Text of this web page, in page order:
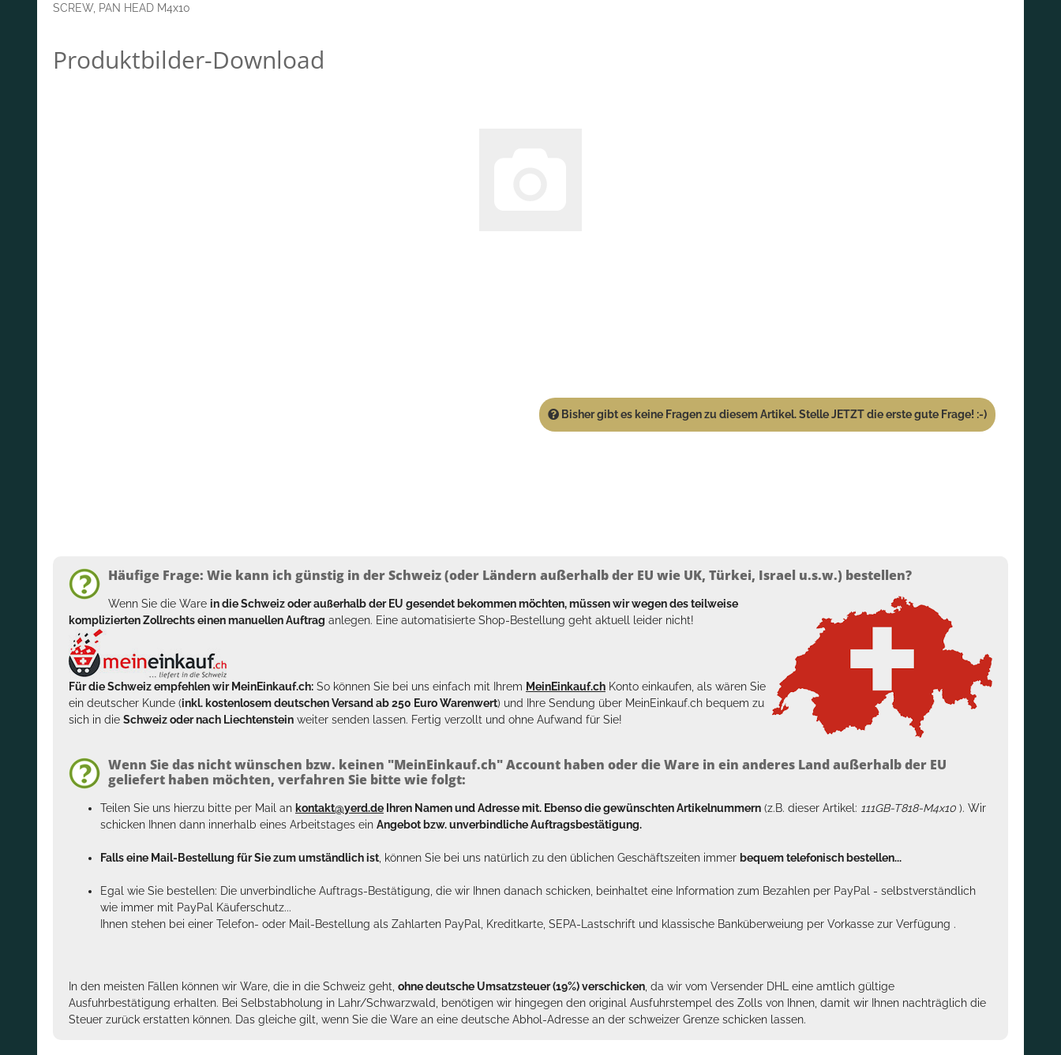
SCREW, PAN HEAD M4x10
Produktbilder-Download
Bisher gibt es keine Fragen zu diesem Artikel. Stelle JETZT die erste gute Frage! :-)
Häufige Frage: Wie kann ich günstig in der Schweiz (oder Ländern außerhalb der EU wie UK, Türkei, Israel u.s.w.) bestellen?
Wenn Sie die Ware in die Schweiz oder außerhalb der EU gesendet bekommen möchten, müssen wir wegen des teilweise
komplizierten Zollrechts einen manuellen Auftrag anlegen. Eine automatisierte Shop-Bestellung geht aktuell leider nicht!
Für die Schweiz empfehlen wir MeinEinkauf.ch: So können Sie bei uns einfach mit Ihrem MeinEinkauf.ch Konto einkaufen, als wären Sie
ein deutscher Kunde (inkl. kostenlosem deutschen Versand ab 250 Euro Warenwert) und Ihre Sendung über MeinEinkauf.ch bequem zu
sich in die Schweiz oder nach Liechtenstein weiter senden lassen. Fertig verzollt und ohne Aufwand für Sie!
Wenn Sie das nicht wünschen bzw. keinen "MeinEinkauf.ch" Account haben oder die Ware in ein anderes Land außerhalb der EU
geliefert haben möchten, verfahren Sie bitte wie folgt:
Teilen Sie uns hierzu bitte per Mail an kontakt@yerd.de Ihren Namen und Adresse mit. Ebenso die gewünschten Artikelnummern (z.B. dieser Artikel: 111GB-T818-M4x10 ). Wir
schicken Ihnen dann innerhalb eines Arbeitstages ein Angebot bzw. unverbindliche Auftragsbestätigung.
Falls eine Mail-Bestellung für Sie zum umständlich ist , können Sie bei uns natürlich zu den üblichen Geschäftszeiten immer bequem telefonisch bestellen...
Egal wie Sie bestellen: Die unverbindliche Auftrags-Bestätigung, die wir Ihnen danach schicken, beinhaltet eine Information zum Bezahlen per PayPal - selbstverständlich
wie immer mit PayPal Käuferschutz...
Ihnen stehen bei einer Telefon- oder Mail-Bestellung als Zahlarten PayPal, Kreditkarte, SEPA-Lastschrift und klassische Banküberweiung per Vorkasse zur Verfügung .
In den meisten Fällen können wir Ware, die in die Schweiz geht, ohne deutsche Umsatzsteuer (19%) verschicken , da wir vom Versender DHL eine amtlich gültige
Ausfuhrbestätigung erhalten. Bei Selbstabholung in Lahr/Schwarzwald, benötigen wir hingegen den original Ausfuhrstempel des Zolls von Ihnen, damit wir Ihnen nachträglich die
Steuer zurück erstatten können. Das gleiche gilt, wenn Sie die Ware an eine deutsche Abhol-Adresse an der schweizer Grenze schicken lassen.